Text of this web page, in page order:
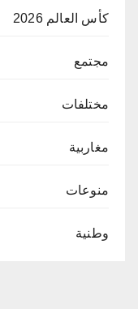
كأس العالم 2026
مجتمع
مختلفات
مغاربية
منوعات
وطنية